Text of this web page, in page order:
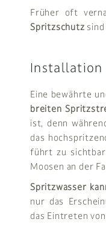
Früher oft
Spritzschutz
Installation
Eine bewährte
breiten
ist, denn
das
führt zu
Moosen an der
Spritzwasser
nur das
das Eintreten